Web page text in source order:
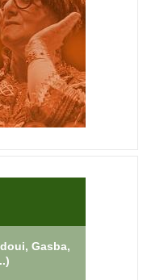
Gasba,